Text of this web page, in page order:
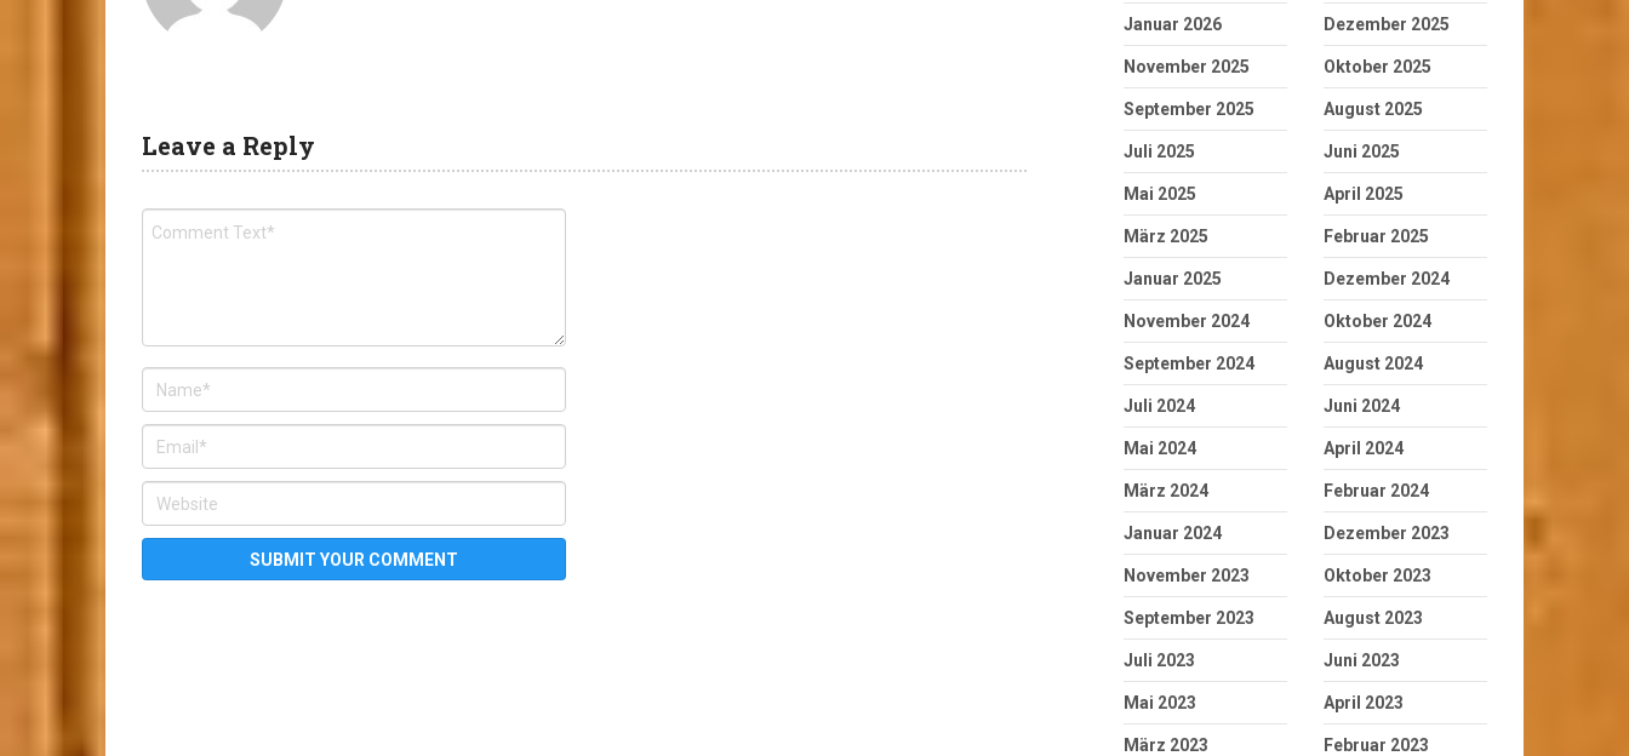
Leave a Reply
Januar 2026 Dezember 2025
November 2025 Oktober 2025
September 2025 August 2025
Juli 2025 Juni 2025
Mai 2025 April 2025
März 2025 Februar 2025
Januar 2025 Dezember 2024
November 2024 Oktober 2024
September 2024 August 2024
Juli 2024 Juni 2024
Mai 2024 April 2024
März 2024 Februar 2024
Januar 2024 Dezember 2023
November 2023 Oktober 2023
September 2023 August 2023
Juli 2023 Juni 2023
Mai 2023 April 2023
März 2023 Februar 2023